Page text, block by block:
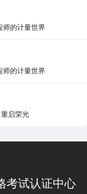
师的计量世界
师的计量世界
启荣光
考试认证中心